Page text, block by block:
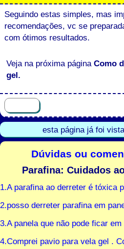
Seguindo estas simples, mas
recomendações, vc se
com ótimos resultados.
Veja na próxima páginaComo
gel.
esta página já foi
Dúvidas ou
Parafina: Cuidados
1.A parafina ao derreter é tóxica
2.posso derreter parafina em
3.A panela que não pode ficar
4.Comprei pavio para vela gel .